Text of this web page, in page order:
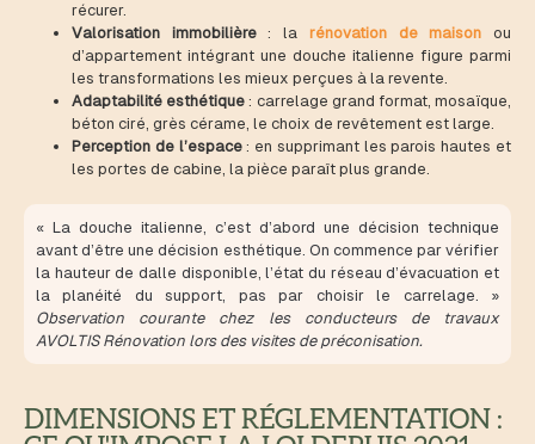
récurer.
Valorisation immobilière: la rénovation de maison ou
d’appartement intégrant une douche italienne figure parmi
les transformations les mieux perçues à la revente.
Adaptabilité esthétique : carrelage grand format, mosaïque,
béton ciré, grès cérame, le choix de revêtement est large.
Perception de l’espace: en supprimant les parois hautes et
les portes de cabine, la pièce paraît plus grande.
« La douche italienne, c’est d’abord une décision technique
avant d’être une décision esthétique. On commence par vérifier
la hauteur de dalle disponible, l’état du réseau d’évacuation et
la planéité du support, pas par choisir le carrelage. »
Observation courante chez les conducteurs de travaux
AVOLTIS Rénovation lors des visites de préconisation.
DIMENSIONS ET RÉGLEMENTATION :